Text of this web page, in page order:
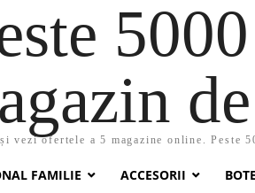
vezi ofertele a 5 magazine online. Peste
FAMILIE ACCESORII